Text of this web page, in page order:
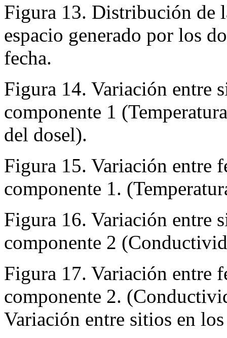
Figura 13. Distribución de
espacio generado por los
fecha.
Figura 14. Variación entre
componente 1
del dosel).
Figura 15. Variación entre
componente 1.
Figura 16. Variación entre
componente 2
Figura 17. Variación entre
componente 2.
Variación entre sitios en